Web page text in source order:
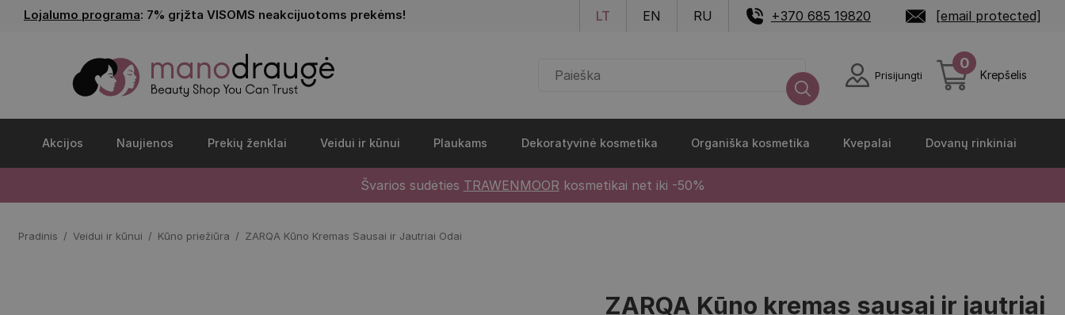
Pereiti į pagrindinį turinį
Lojalumo programa: 7% grįžta VISOMS neakcijuotoms prekėms! LT EN RU +370 685 19820 [email protected]
Prisijungti
0
Krepšelis
Akcijos Naujienos Prekių ženklai Veidui ir kūnui Plaukams Dekoratyvinė kosmetika Organiška kosmetika Kvepalai Dovanų rinkiniai
Švarios sudėties TRAWENMOOR kosmetikai net iki -50%
Pradinis Veidui ir kūnui Kūno priežiūra ZARQA Kūno Kremas Sausai ir Jautriai Odai
ZARQA Kūno kremas sausai ir jautriai